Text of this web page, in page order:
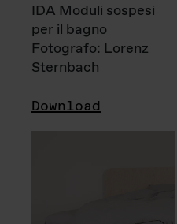
IDA Moduli sospesi
per il bagno
Fotografo: Lorenz
Sternbach
Download